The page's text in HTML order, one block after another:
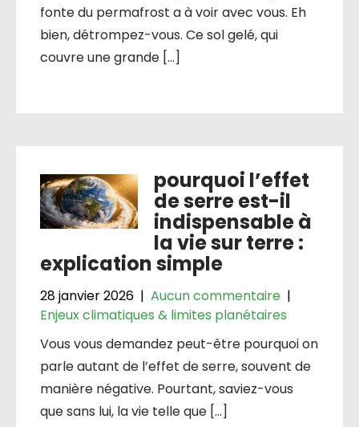
fonte du permafrost a à voir avec vous. Eh
bien, détrompez-vous. Ce sol gelé, qui
couvre une grande […]
pourquoi l’effet
de serre est-il
indispensable à
la vie sur terre :
explication simple
28 janvier 2026 | Aucun commentaire |
Enjeux climatiques & limites planétaires
Vous vous demandez peut-être pourquoi on
parle autant de l’effet de serre, souvent de
manière négative. Pourtant, saviez-vous
que sans lui, la vie telle que […]